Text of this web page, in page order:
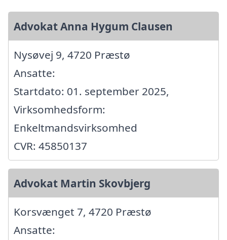
Advokat Anna Hygum Clausen
Nysøvej 9, 4720 Præstø
Ansatte:
Startdato: 01. september 2025,
Virksomhedsform:
Enkeltmandsvirksomhed
CVR: 45850137
Advokat Martin Skovbjerg
Korsvænget 7, 4720 Præstø
Ansatte: